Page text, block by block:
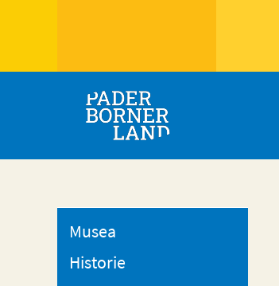
Musea
Historie